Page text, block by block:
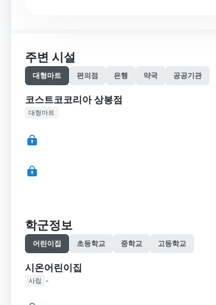
주변 시설
대형마트 편의점 은행 약국 공공기관
코스트코코리아 상봉점
대형마트
학군정보
어린이집 초등학교 중학교 고등학교
시온어린이집
사립 -